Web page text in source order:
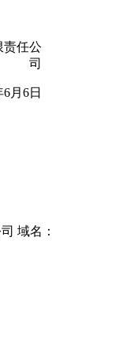
公
司
日
域名：